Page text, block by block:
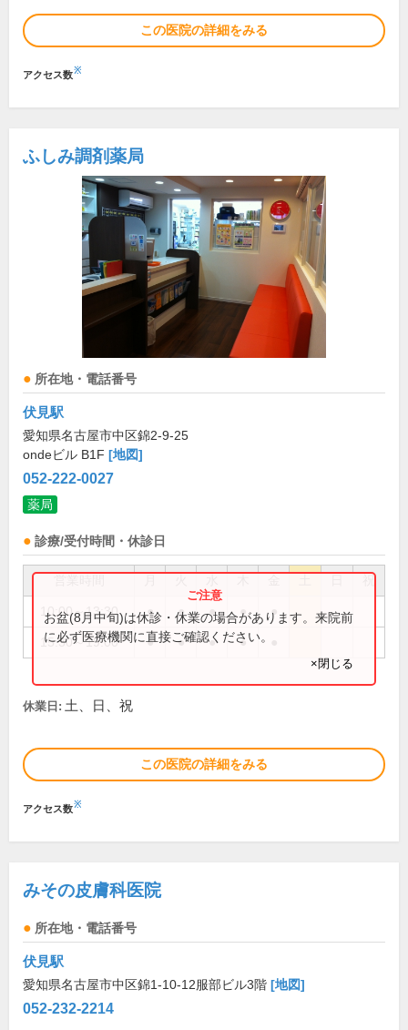
この医院の詳細をみる
アクセス数※
ふしみ調剤薬局
所在地・電話番号
伏見駅
愛知県名古屋市中区錦2-9-25
ondeビル B1F [地図]
052-222-0027
薬局
診療/受付時間・休診日
祝
10:00～13:30 ● ● ● ● ●
15:30～19:00 ● ● ● ●
お盆(8月中旬)は休診・休業の場合があります。来院前
に必ず医療機関に直接ご確認ください。
×閉じる
休業日: 土、日、祝
この医院の詳細をみる
アクセス数※
みその皮膚科医院
所在地・電話番号
伏見駅
愛知県名古屋市中区錦1-10-12服部ビル3階 [地図]
052-232-2214